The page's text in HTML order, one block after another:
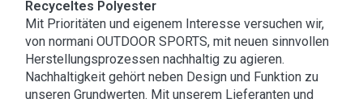
Recyceltes Polyester
Mit Prioritäten und eigenem Interesse versuchen wir,
von normani OUTDOOR SPORTS, mit neuen sinnvollen
Herstellungsprozessen nachhaltig zu agieren.
Nachhaltigkeit gehört neben Design und Funktion zu
unseren Grundwerten. Mit unserem Lieferanten und